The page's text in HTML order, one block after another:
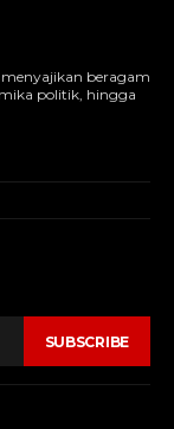
beragam
politik, hingga
SUBSCRIBE